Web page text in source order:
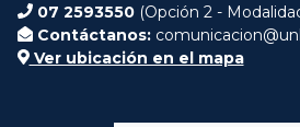
07 2593550 (Opción 2 -
Contáctanos:
Ver ubicación en el mapa